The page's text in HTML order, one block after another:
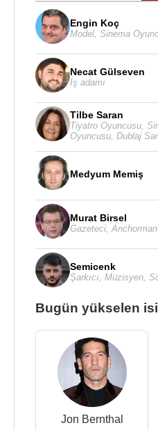
Engin Koç
Model Sinema
Necat Gülseven
İş adamı
Tilbe Saran
Tiyatro Oyuncusu,
Oyuncusu, Dublaj
Medyum Memiş
Murat Birsel
Gazeteci Anchorman
Semicenk
Şarkıcı Müzisyen
Bugün yükselen
Jon Bernthal